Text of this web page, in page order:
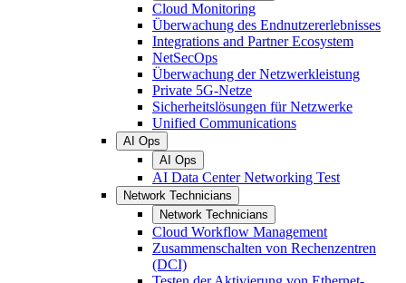
Cloud Monitoring
Überwachung des Endnutzererlebnisses
Integrations and Partner Ecosystem
NetSecOps
Überwachung der Netzwerkleistung
Private 5G-Netze
Sicherheitslösungen für Netzwerke
Unified Communications
AI Ops
AI Ops
AI Data Center Networking Test
Network Technicians
Network Technicians
Cloud Workflow Management
Zusammenschalten von Rechenzentren
(DCI)